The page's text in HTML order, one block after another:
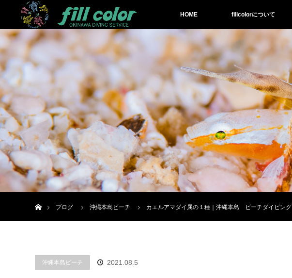
HOME fillcolorについて
ブログ
沖縄本島ビーチ カエルアマダイ属の１種｜沖縄本島 ビーチダイビング
沖縄本島ビーチ 2021.08.5